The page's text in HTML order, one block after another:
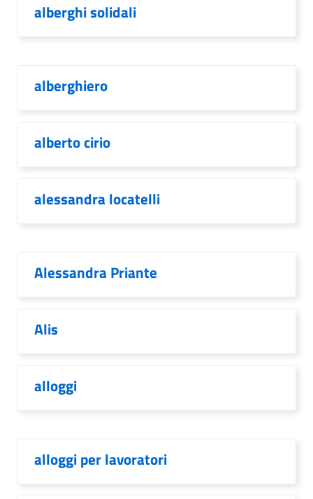
alberghi solidali
alberghiero
alberto cirio
alessandra locatelli
Alessandra Priante
Alis
alloggi
alloggi per lavoratori